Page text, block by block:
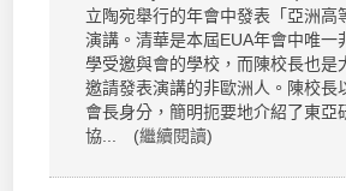
立陶宛舉行的年會中發表「亞洲高
演講。清華是本屆EUA年會中唯一
學受邀與會的學校，而陳校長也是
邀請發表演講的非歐洲人。陳校長
會長身分，簡明扼要地介紹了東亞
協... (繼續閱讀)